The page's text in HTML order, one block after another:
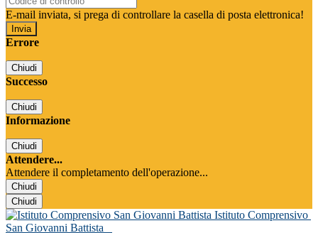
E-mail inviata, si prega di controllare la casella di posta elettronica!
Errore
Chiudi
Successo
Chiudi
Informazione
Chiudi
Attendere...
Attendere il completamento dell'operazione...
Chiudi
Chiudi
Istituto Comprensivo
San Giovanni Battista